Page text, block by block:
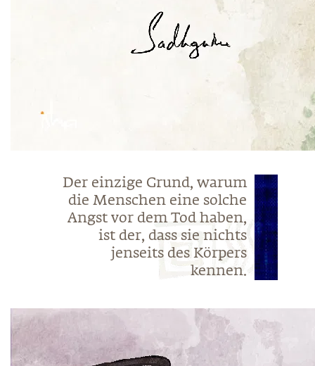
Der einzige Grund, warum
die Menschen eine solche
Angst vor dem Tod haben,
ist der, dass sie nichts
jenseits des Körpers
kennen.